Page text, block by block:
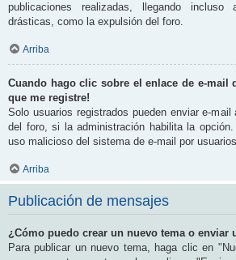
publicaciones realizadas, llegando
drásticas, como la expulsión del foro.
Arriba
Cuando hago clic sobre el enlace de e-mail
que me registre!
Solo usuarios registrados pueden enviar e-
del foro, si la administración habilita la
uso malicioso del sistema de e-mail por
Arriba
Publicación de mensajes
¿Cómo puedo crear un nuevo tema o enviar
Para publicar un nuevo tema, haga clic en